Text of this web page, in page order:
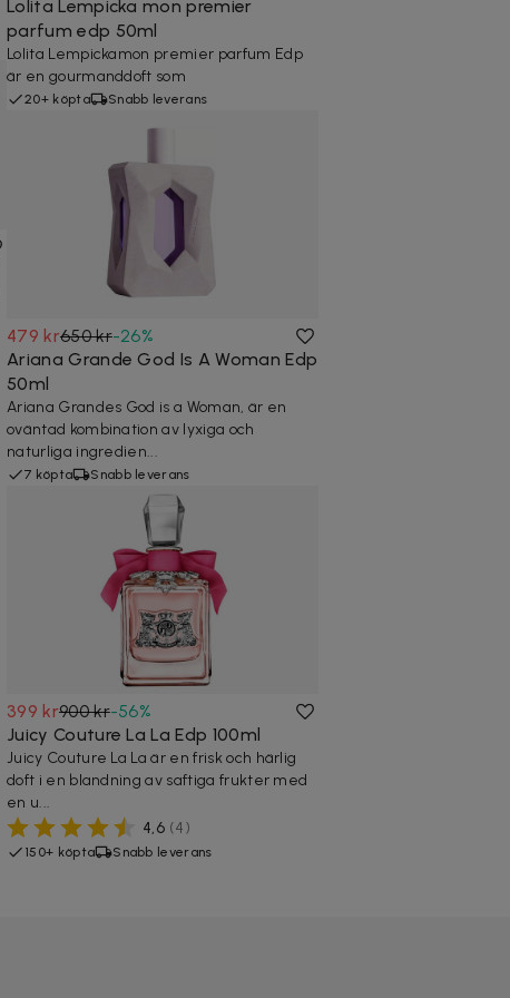
Lolita Lempicka mon premier
parfum edp 50ml
Lolita Lempickamon premier parfum Edp
är en gourmanddoft som
20+ köpta Snabb leverans
479 kr650 kr-26%
Ariana Grande God Is A Woman Edp
50ml
Ariana Grandes God is a Woman, är en
oväntad kombination av lyxiga och
naturliga ingredien...
7 köpta Snabb leverans
399 kr900 kr-56%
Juicy Couture La La Edp 100ml
Juicy Couture La La är en frisk och härlig
doft i en blandning av saftiga frukter med
en u...
4,6 (4)
150+ köpta Snabb leverans